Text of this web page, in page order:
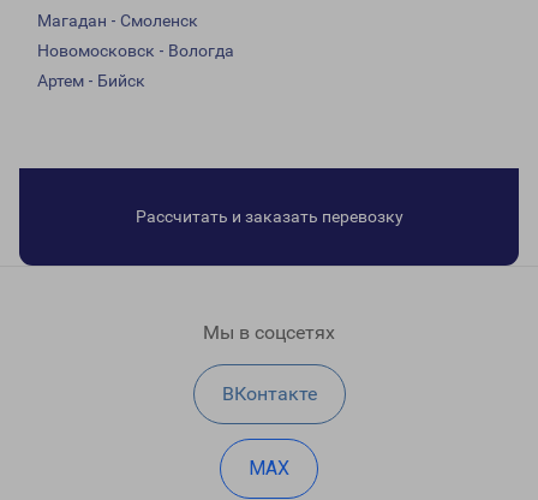
Магадан - Смоленск
Новомосковск - Вологда
Артем - Бийск
Рассчитать и заказать перевозку
Мы в соцсетях
ВКонтакте
MAX